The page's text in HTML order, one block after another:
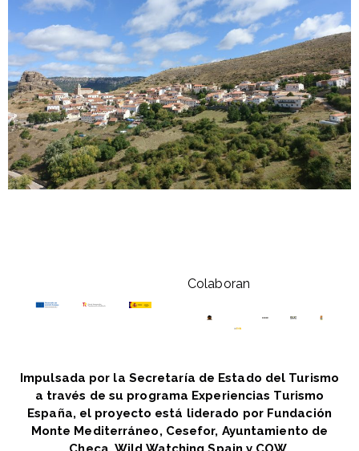
Colaboran
Impulsada por la Secretaría de Estado del Turismo
a través de su programa Experiencias Turismo
España, el proyecto está liderado por Fundación
Monte Mediterráneo, Cesefor, Ayuntamiento de